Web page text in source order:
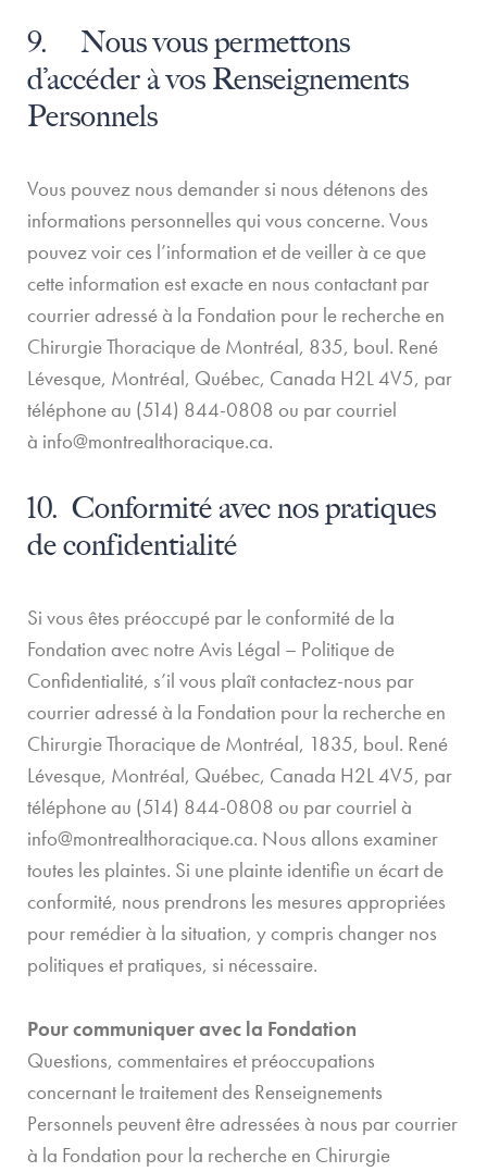
9. Nous vous permettons
d’accéder à vos Renseignements
Personnels
Vous pouvez nous demander si nous détenons des
informations personnelles qui vous concerne. Vous
pouvez voir ces l’information et de veiller à ce que
cette information est exacte en nous contactant par
courrier adressé à la Fondation pour le recherche en
Chirurgie Thoracique de Montréal, 835, boul. René
Lévesque, Montréal, Québec, Canada H2L 4V5, par
téléphone au (514) 844-0808 ou par courriel
à info@montrealthoracique.ca.
10. Conformité avec nos pratiques
de confidentialité
Si vous êtes préoccupé par le conformité de la
Fondation avec notre Avis Légal – Politique de
Confidentialité, s’il vous plaît contactez-nous par
courrier adressé à la Fondation pour la recherche en
Chirurgie Thoracique de Montréal, 1835, boul. René
Lévesque, Montréal, Québec, Canada H2L 4V5, par
téléphone au (514) 844-0808 ou par courriel à
info@montrealthoracique.ca. Nous allons examiner
toutes les plaintes. Si une plainte identifie un écart de
conformité, nous prendrons les mesures appropriées
pour remédier à la situation, y compris changer nos
politiques et pratiques, si nécessaire.
Pour communiquer avec la Fondation
Questions, commentaires et préoccupations
concernant le traitement des Renseignements
Personnels peuvent être adressées à nous par courrier
à la Fondation pour la recherche en Chirurgie